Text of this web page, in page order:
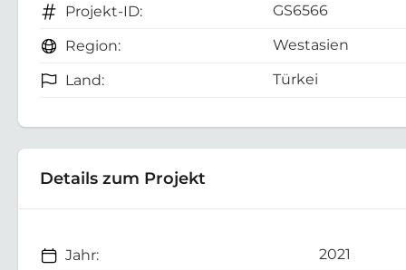
Projekt-ID: GS6566
Region: Westasien
Land: Türkei
Details zum Projekt
Jahr: 2021